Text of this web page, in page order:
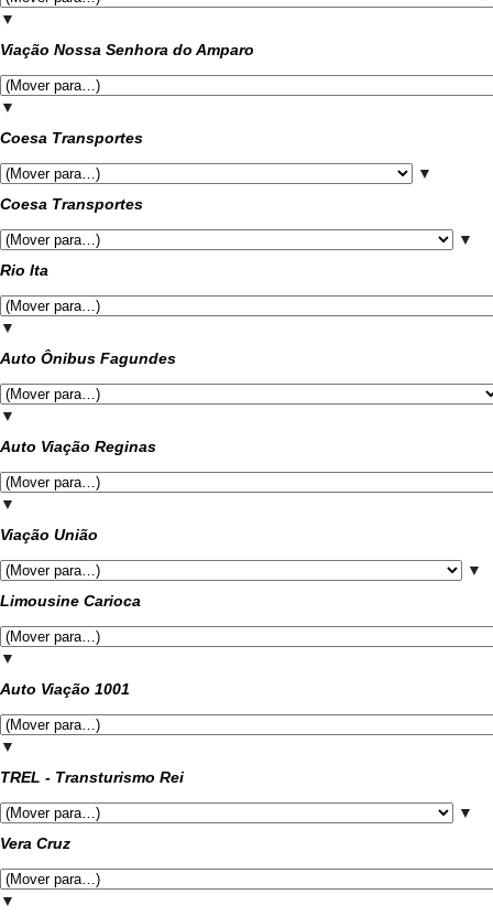
▼
Viação Nossa Senhora do Amparo
▼
Coesa Transportes
▼
Coesa Transportes
▼
Rio Ita
▼
Auto Ônibus Fagundes
▼
Auto Viação Reginas
▼
Viação União
▼
Limousine Carioca
▼
Auto Viação 1001
▼
TREL - Transturismo Rei
▼
Vera Cruz
▼